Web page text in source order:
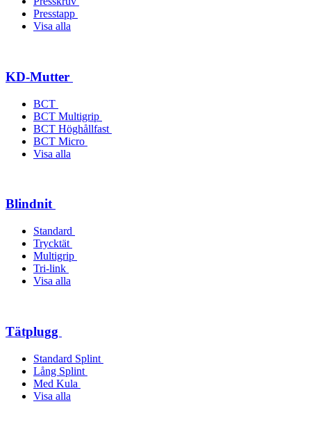
Presstapp
Visa alla
KD-Mutter
BCT
BCT Multigrip
BCT Höghållfast
BCT Micro
Visa alla
Blindnit
Standard
Trycktät
Multigrip
Tri-link
Visa alla
Tätplugg
Standard Splint
Lång Splint
Med Kula
Visa alla